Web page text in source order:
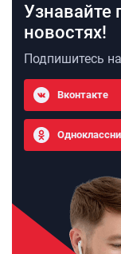
Узнавайте
новостях!
Подпишитесь
Вконтакте